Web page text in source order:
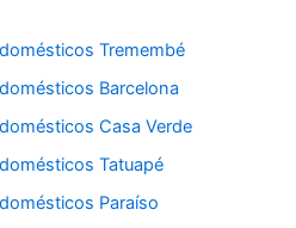
Tremembé
Barcelona
Casa Verde
Tatuapé
Paraíso